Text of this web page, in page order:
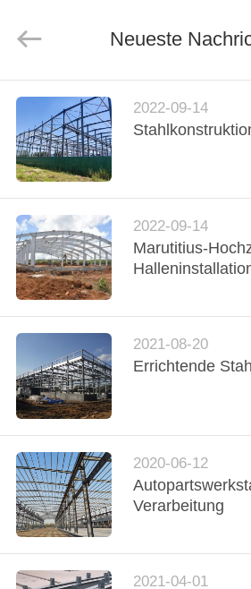
ZU
HAUSE
PRODUKTE
VIDEOS
VR
SHOW
ÜBER
UNS
KONTAKT
Neueste
2022-09-14
2022-09-14
Marutitius-
2021-08-20
Errichtende
2020-06-12
Verarbeitung
2021-04-01